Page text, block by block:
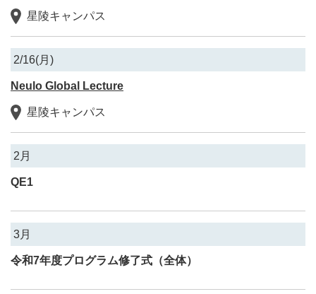
星陵キャンパス
2/16(月)
Neulo Global Lecture
星陵キャンパス
2月
QE1
3月
令和7年度プログラム修了式（全体）